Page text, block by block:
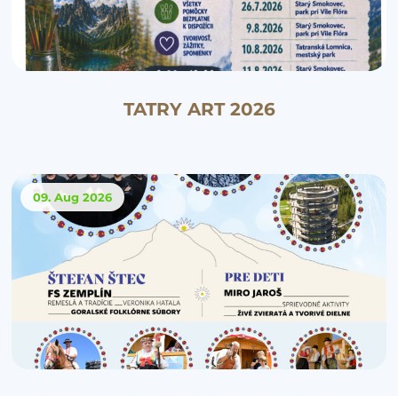
TATRY ART 2026
09. Aug 2026